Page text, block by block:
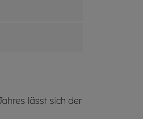
lässt sich der